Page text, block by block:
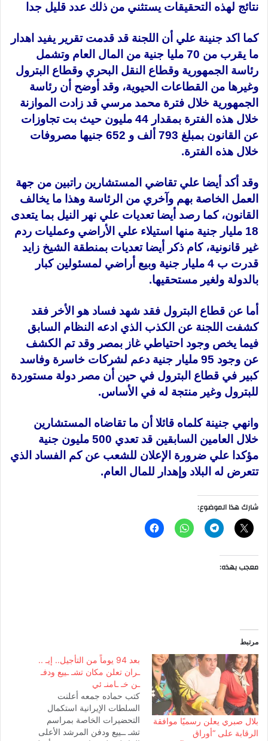
نتائج لهذه التحقيقات يستثني من ذلك عدد قليل جدا
كما اكد جنينة علي أن اللجنة قد قدمت تقرير يفيد اهدار
ما يقرب من 70 مليا جنية من المال العام وتشمل
رئاسة الجمهورية وقطاع النقل البحري وقطاع البترول
وغيرها من القطاعات الحيوية، وقد أوضح أن رئاسة
الجمهورية خلال فترة محمد مرسي قد زادت الموازنة
خلال هذه الفترة بمقدار 44 مليون حيث بت تجاوزات
عن القانون بمبلغ 793 ألف و 652 جنيها مصروفات
خلال هذه الفترة.
وقد أكد أيضا علي تقاضي المستشارين راتبين من جهة
العمل الخاصة بهم وآخري من الرئاسة وهذا ما يخالف
القانون، كما رصد أيضا تعديات علي نهر النيل بما يتعدى
18 مليار جنية منها استيلاء علي الأراضي وعمليات ردم
غير قانونية، كام ذكر أيضا تعديات بمنطقة الشيخ زايد
قدرت ب 4 مليار جنية وبيع أراضي لمسئولين كبار
بالدولة ولغير مستحقيها.
أما عن قطاع البترول فقد شهد فساد هو الأخر فقد
كشفت اللجنة عن الكذب الذي ادعه النظام السابق
فيما يخص وجود احتياطي غاز بمصر وقد تم الكشف
عن وجود 95 مليار جنية دعم لشركات خاسرة وفاسد
كبير في قطاع البترول في حين أن مصر دولة مستوردة
للبترول وغير منتجة له في الأساس.
وانهي جنينة كلماه قائلا أن ما تقاضاه المستشارين
خلال العامين السابقين قد تعدي 500 مليون جنية
مؤكدا علي ضرورة الإعلان للشعب عن كم الفساد الذي
تتعرض له البلاد وإهدار للمال العام.
شارك هذا الموضوع:
معجب بهذه:
مرتبط
بلال صبري يعلن رسميًا موافقة
الرقابة على “أوراق
بعد 94 يوماً من التأجيل.. إيـ ..
ـران تعلن مكان تشـ ـييع ودفـ
ـن خـ ـامنـ ئي
كتب حماده جمعه أعلنت
السلطات الإيرانية استكمال
التحضيرات الخاصة بمراسم
تشـ ــييع ودفن المرشد الأعلى